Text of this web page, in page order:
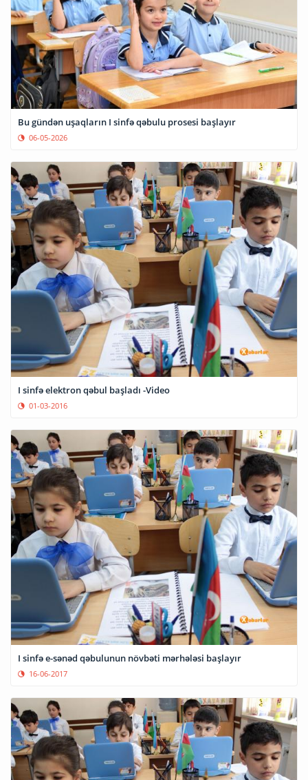
Bu gündən uşaqların I sinfə qəbulu prosesi başlayır
06-05-2026
I sinfə elektron qəbul başladı -Video
01-03-2016
I sinfə e-sənəd qəbulunun növbəti mərhələsi başlayır
16-06-2017